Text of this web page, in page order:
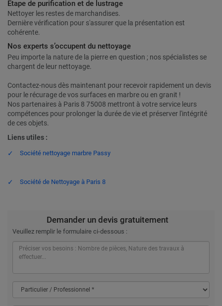
Étape de purification et de lustrage
Nettoyer les restes de marchandises.
Dernière vérification pour s'assurer que la présentation est
cohérente.
Nos experts s’occupent du nettoyage
Peu importe la nature de la pierre en question ; nos spécialistes se
chargent de leur nettoyage.
Contactez-nous dès maintenant pour recevoir rapidement un devis
pour le récurage de vos surfaces en marbre ou en granit !
Nos partenaires à Paris 8 75008 mettront à votre service leurs
compétences pour prolonger la durée de vie et préserver l'intégrité
de ces objets.
Liens utiles :
Société nettoyage marbre Passy
Société de Nettoyage à Paris 8
Demander un devis gratuitement
Veuillez remplir le formulaire ci-dessous :